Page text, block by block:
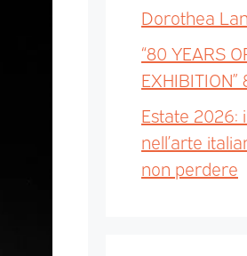
Dorothea
“80 YEARS
Estate 2026:
nell’arte
non perdere